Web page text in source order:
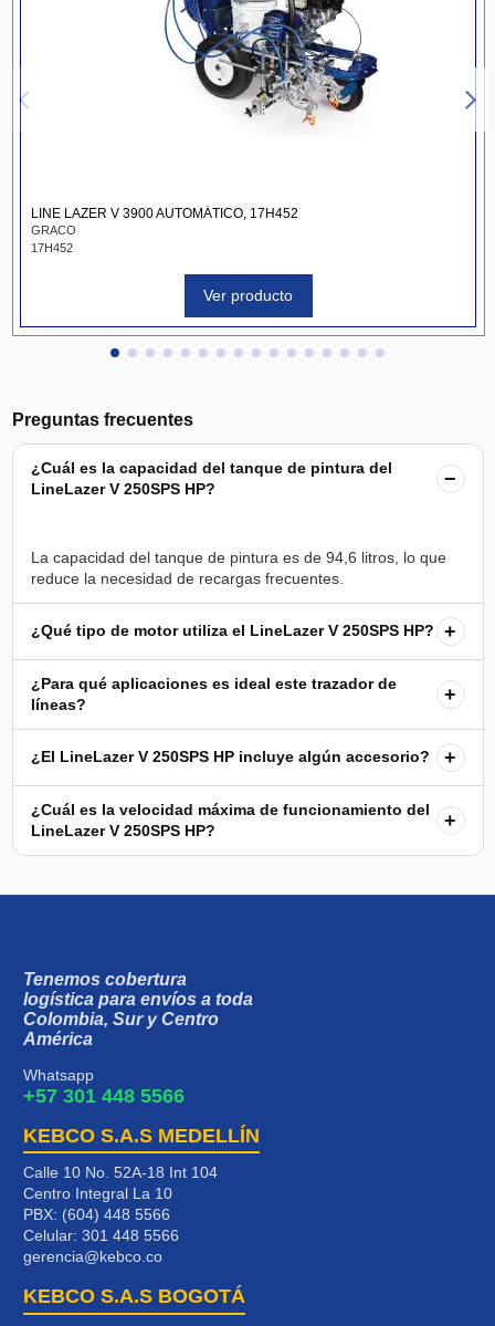
LINE LAZER V 3900 AUTOMÁTICO, 17H452
GRACO
17H452
Ver producto
Preguntas frecuentes
¿Cuál es la capacidad del tanque de pintura del
LineLazer V 250SPS HP?
−
La capacidad del tanque de pintura es de 94,6 litros, lo que
¿Qué tipo de motor utiliza el LineLazer V 250SPS HP? +
¿Para qué aplicaciones es ideal este trazador de
líneas?
+
¿El LineLazer V 250SPS HP incluye algún accesorio? +
¿Cuál es la velocidad máxima de funcionamiento del
LineLazer V 250SPS HP?
+
Tenemos cobertura
logística para envíos a toda
Colombia, Sur y Centro
América
Whatsapp
+57 301 448 5566
KEBCO S.A.S MEDELLÍN
Calle 10 No. 52A-18 Int 104
Centro Integral La 10
PBX: (604) 448 5566
Celular: 301 448 5566
gerencia@kebco.co
KEBCO S.A.S BOGOTÁ